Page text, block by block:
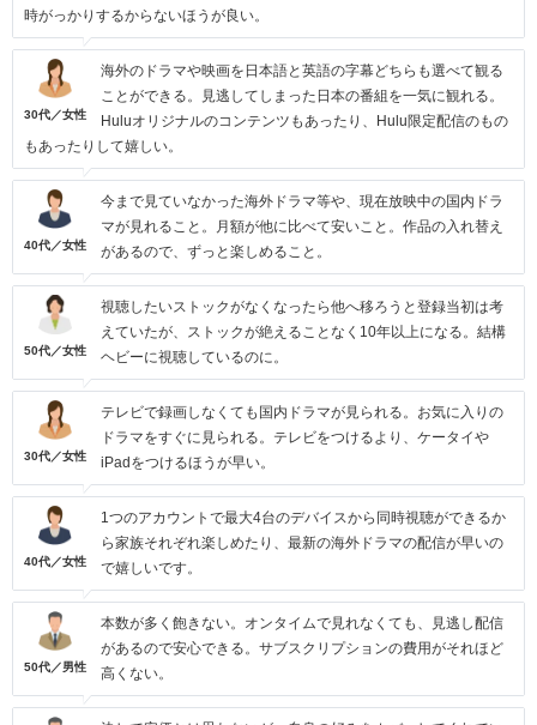
時がっかりするからないほうが良い。
30代／女性
海外のドラマや映画を日本語と英語の字幕どちらも選べて観る
ことができる。見逃してしまった日本の番組を一気に観れる。
Huluオリジナルのコンテンツもあったり、Hulu限定配信のもの
もあったりして嬉しい。
40代／女性
今まで見ていなかった海外ドラマ等や、現在放映中の国内ドラ
マが見れること。月額が他に比べて安いこと。作品の入れ替え
があるので、ずっと楽しめること。
50代／女性
視聴したいストックがなくなったら他へ移ろうと登録当初は考
えていたが、ストックが絶えることなく10年以上になる。結構
ヘビーに視聴しているのに。
30代／女性
テレビで録画しなくても国内ドラマが見られる。お気に入りの
ドラマをすぐに見られる。テレビをつけるより、ケータイや
iPadをつけるほうが早い。
40代／女性
1つのアカウントで最大4台のデバイスから同時視聴ができるか
ら家族それぞれ楽しめたり、最新の海外ドラマの配信が早いの
で嬉しいです。
50代／男性
本数が多く飽きない。オンタイムで見れなくても、見逃し配信
があるので安心できる。サブスクリプションの費用がそれほど
高くない。